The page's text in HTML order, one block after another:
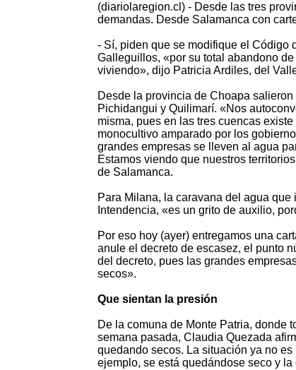
(diariolaregion.cl) - Desde las tres
demandas. Desde Salamanca con
- Sí, piden que se modifique el Código
Galleguillos, «por su total abandono
viviendo», dijo Patricia Ardiles, del
Desde la provincia de Choapa
Pichidangui y Quilimarí. «Nos
misma, pues en las tres cuencas
monocultivo amparado por los
grandes empresas se lleven al agua
Estamos viendo que nuestros
de Salamanca.
Para Milana, la caravana del agua
Intendencia, «es un grito de auxilio,
Por eso hoy (ayer) entregamos una
anule el decreto de escasez, el punto
del decreto, pues las grandes
secos».
Que sientan la presión
De la comuna de Monte Patria, donde
semana pasada, Claudia Quezada
quedando secos. La situación ya no
ejemplo, se está quedándose seco y